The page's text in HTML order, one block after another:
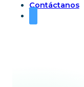
Contáctanos